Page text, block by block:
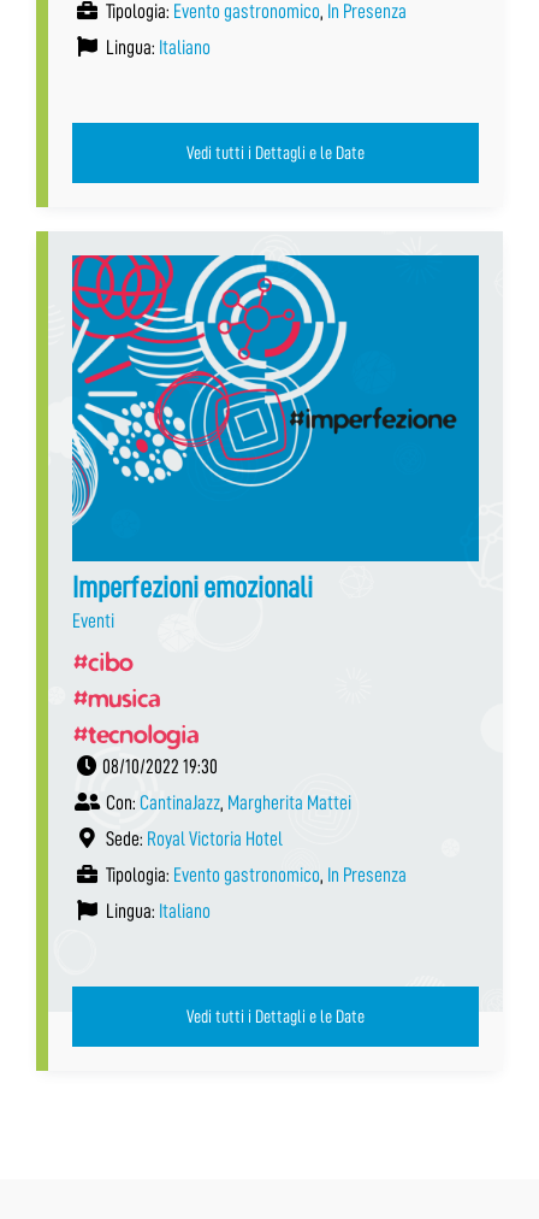
Tipologia: Evento gastronomico, In Presenza
Lingua: Italiano
Vedi tutti i Dettagli e le Date
Imperfezioni emozionali
Eventi
#cibo
#musica
#tecnologia
08/10/2022 19:30
Con: CantinaJazz, Margherita Mattei
Sede: Royal Victoria Hotel
Tipologia: Evento gastronomico, In Presenza
Lingua: Italiano
Vedi tutti i Dettagli e le Date